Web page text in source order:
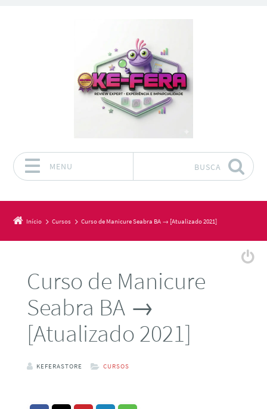
MENU BUSCA
Início Cursos Curso de Manicure Seabra BA → [Atualizado 2021]
Curso de Manicure
Seabra BA →
[Atualizado 2021]
KEFERASTORE CURSOS